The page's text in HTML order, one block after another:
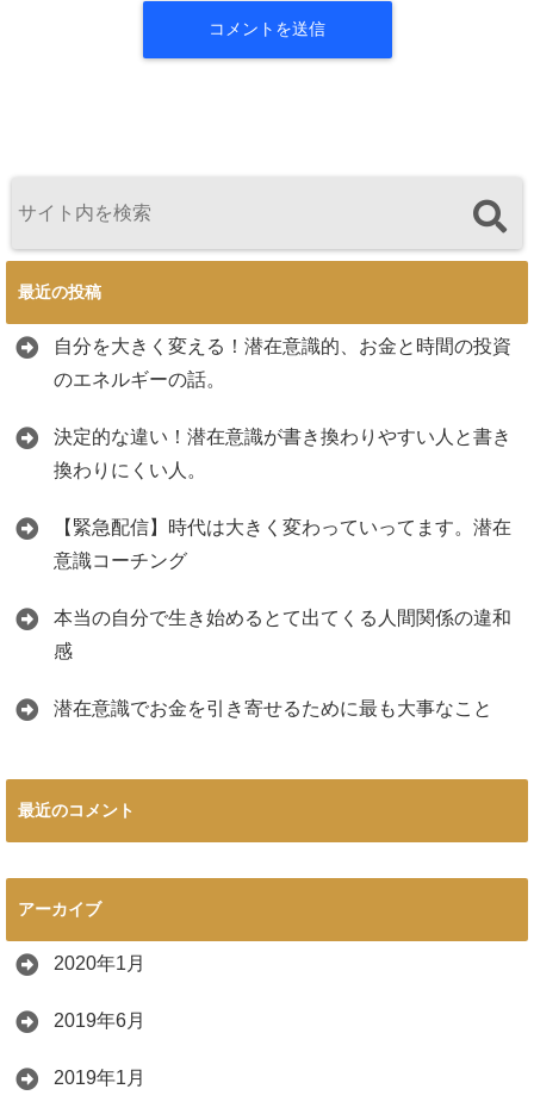
最近の投稿
自分を大きく変える！潜在意識的、お金と時間の投資
のエネルギーの話。
決定的な違い！潜在意識が書き換わりやすい人と書き
換わりにくい人。
【緊急配信】時代は大きく変わっていってます。潜在
意識コーチング
本当の自分で生き始めるとて出てくる人間関係の違和
感
潜在意識でお金を引き寄せるために最も大事なこと
最近のコメント
アーカイブ
2020年1月
2019年6月
2019年1月